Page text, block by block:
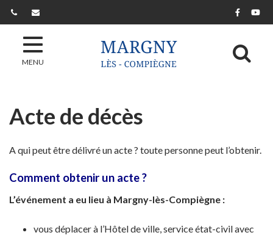
Lien
MENU
Acte de décès
A qui peut être délivré un acte ? toute personne peut l’obtenir.
Comment obtenir un acte ?
L’événement a eu lieu à Margny-lès-Compiègne :
vous déplacer à l’Hôtel de ville, service état-civil avec